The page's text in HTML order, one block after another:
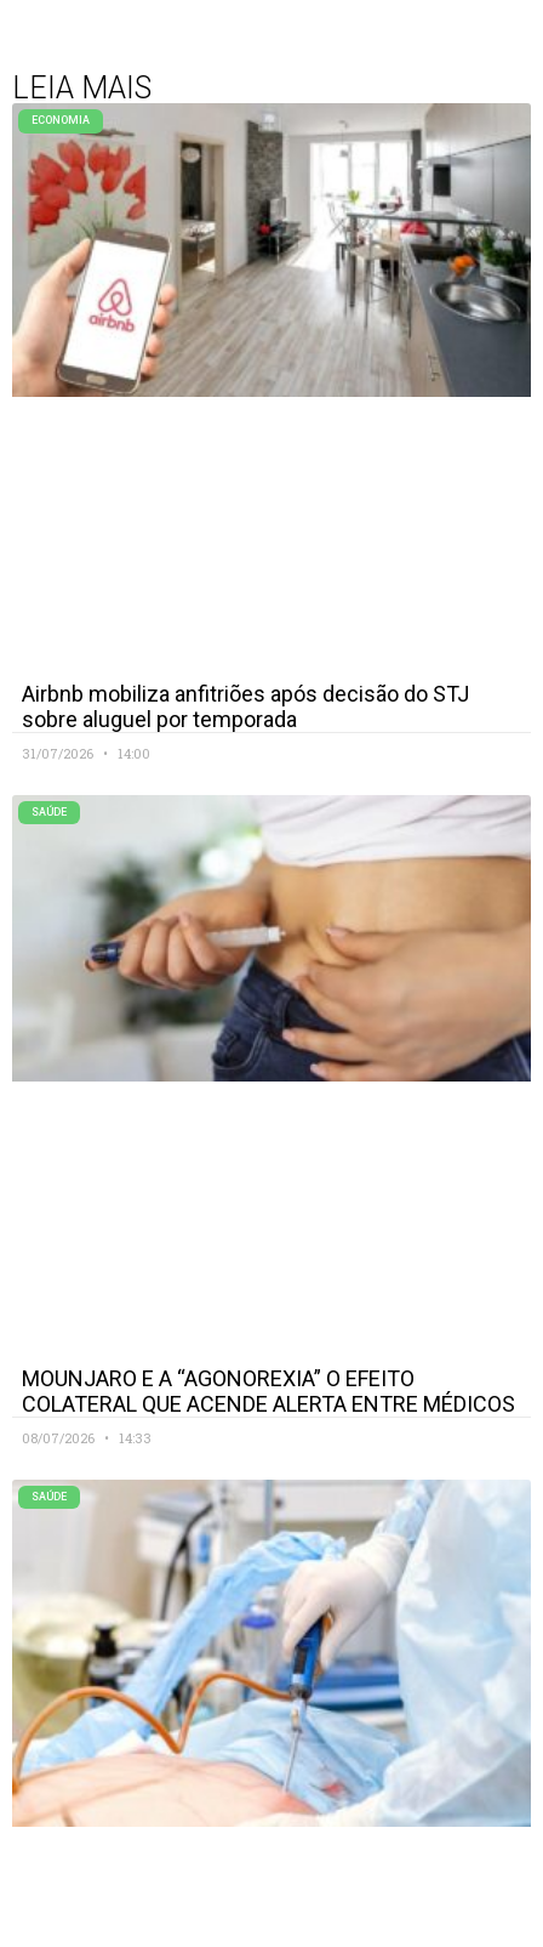
LEIA MAIS
ECONOMIA
Airbnb mobiliza anfitriões após decisão do STJ
sobre aluguel por temporada
31/07/2026 14:00
SAÚDE
MOUNJARO E A “AGONOREXIA” O EFEITO
COLATERAL QUE ACENDE ALERTA ENTRE MÉDICOS
08/07/2026 14:33
SAÚDE